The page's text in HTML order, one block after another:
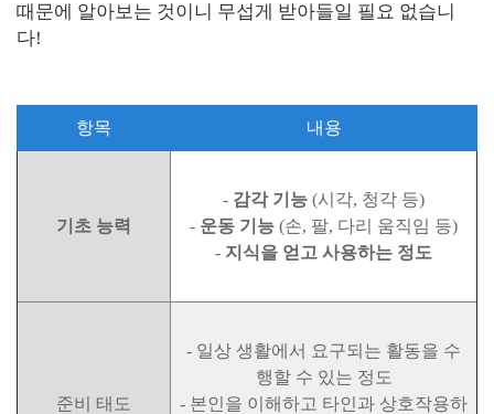
때문에 알아보는 것이니 무섭게 받아들일 필요 없습니
다!
항목 내용
기초 능력
- 감각 기능 (시각, 청각 등)
- 운동 기능 (손, 팔, 다리 움직임 등)
- 지식을 얻고 사용하는 정도
준비 태도
- 일상 생활에서 요구되는 활동을 수
행할 수 있는 정도
- 본인을 이해하고 타인과 상호작용하